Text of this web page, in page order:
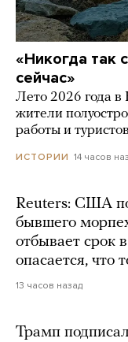
«Никогда так
сейчас»
Лето 2026 года
жители
работы и
ИСТОРИИ 14 часов
Reuters: США
бывшего
отбывает срок
опасается, что
13 часов назад
Трамп